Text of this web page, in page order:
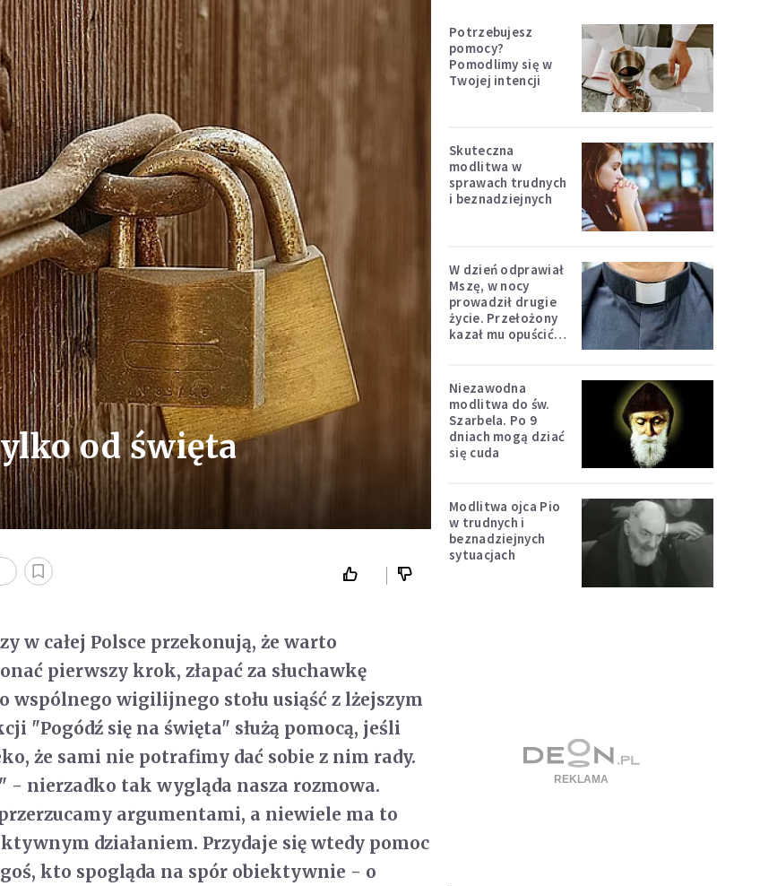
od święta
w całej Polsce przekonują, że warto
pierwszy krok, złapać za słuchawkę
wspólnego wigilijnego stołu usiąść z lżejszym
"Pogódź się na święta" służą pomocą, jeśli
że sami nie potrafimy dać sobie z nim rady.
- nierzadko tak wygląda nasza rozmowa.
argumentami, a niewiele ma to
działaniem. Przydaje się wtedy pomoc
kto spogląda na spór obiektywnie - o
Potrzebujesz
pomocy?
Pomodlimy się w
Twojej intencji
Skuteczna
modlitwa w
sprawach trudnych
i beznadziejnych
W dzień odprawiał
Mszę, w nocy
prowadził drugie
życie. Przełożony
kazał mu opuścić
Niezawodna
modlitwa do św.
Szarbela. Po 9
dniach mogą dziać
się cuda
Modlitwa ojca Pio
w trudnych i
beznadziejnych
sytuacjach